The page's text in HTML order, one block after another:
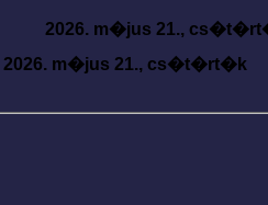
2026. m�jus 21.,
2026. m�jus 21., cs�t�rt�k